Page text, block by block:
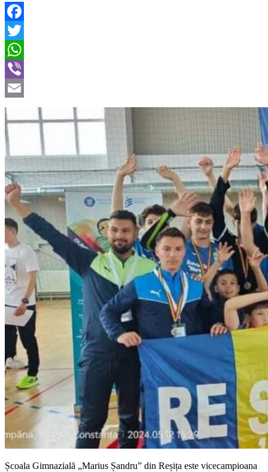
Facebook
Twitter
WhatsApp
Viber
Email
Școala Gimnazială „Marius Șandru” din Reșița este vicecampioana